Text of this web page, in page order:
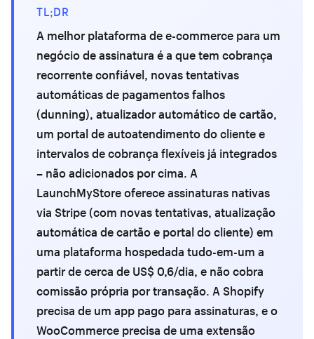
TL;DR
A melhor plataforma de e-commerce para um
negócio de assinatura é a que tem cobrança
recorrente confiável, novas tentativas
automáticas de pagamentos falhos
(dunning), atualizador automático de cartão,
um portal de autoatendimento do cliente e
intervalos de cobrança flexíveis já integrados
– não adicionados por cima. A
LaunchMyStore oferece assinaturas nativas
via Stripe (com novas tentativas, atualização
automática de cartão e portal do cliente) em
uma plataforma hospedada tudo-em-um a
partir de cerca de US$ 0,6/dia, e não cobra
comissão própria por transação. A Shopify
precisa de um app pago para assinaturas, e o
WooCommerce precisa de uma extensão